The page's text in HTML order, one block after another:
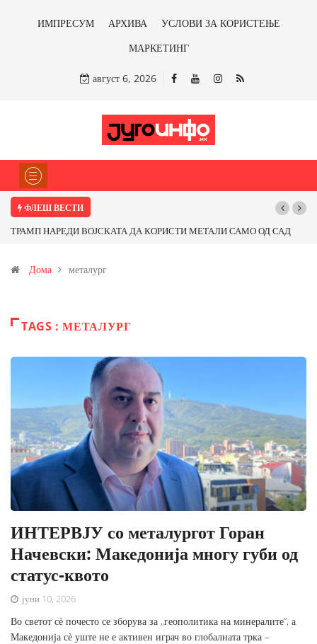
ИМПРЕСУМ АРХИВА
УСЛОВИ ЗА КОРИСТЕЊЕ
МАРКЕТИНГ
август 6, 2026
ФЛЕШ ВЕСТИ
ТРАМП НАРЕДИ ВОЈСКАТА ДА КОРИСТИ МЕТАЛИ САМО ОД САД
Иловица и со антимонот?
Дома металург
TAGS : МЕТАЛУРГ
ИНТЕРВЈУ со металургот Горан
Начевски: Македонија многу губи од
статус-квото
јуни 10, 2026
Во светот сѐ почесто се зборува за „геополитика на минералите“, а
Македонија сѐ уште не е активен играч во глобалната трка –